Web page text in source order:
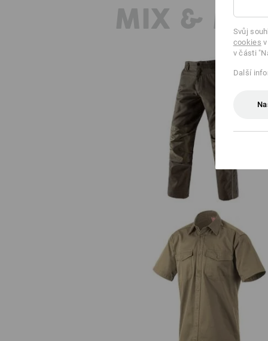
MIX &
Kalhoty do pasu e.s.prestige
Pracovní košile e.s.classic, krátký
Svůj
cookies
v části
Další